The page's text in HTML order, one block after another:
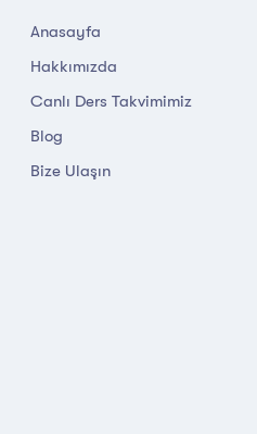
Anasayfa
Hakkımızda
Canlı Ders Takvimimiz
Blog
Bize Ulaşın